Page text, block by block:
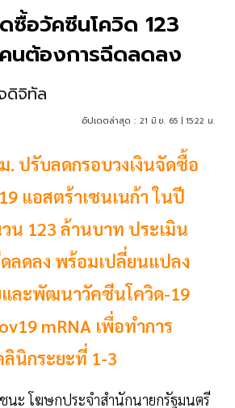
ซื้อวัคซีนโควิด 123
คนต้องการฉีดลดลง
ดิจิทัล
อัปเดตล่าสุด : 21 มิ.ย. 65 | 15:22 น.
. ปรับลดกรอบวงเงินจัดซื้อ
แอสตร้าเซนเนก้า ในปี
น 123 ล้านบาท ประเมิน
ลดลง พร้อมเปลี่ยนแปลง
และพัฒนาวัคซีนโควิด-19
mRNA เพื่อทำการ
นิกระยะที่ 1-3
นะ โฆษกประจำสำนักนายกรัฐมนตรี